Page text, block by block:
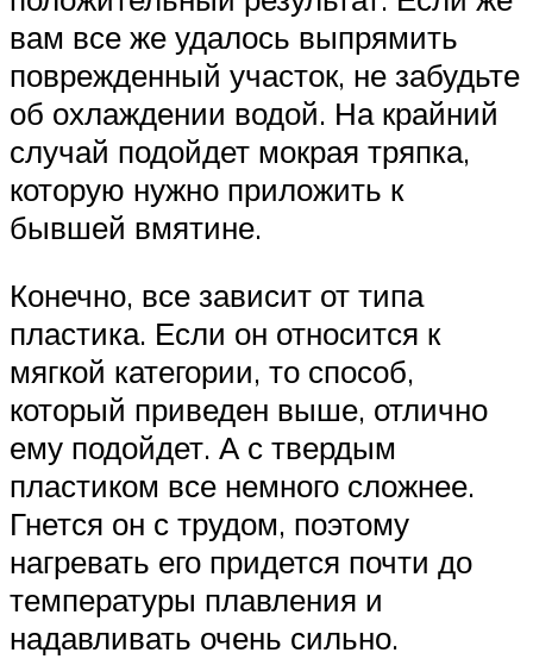
вам все же удалось выпрямить
поврежденный участок, не забудьте
об охлаждении водой. На крайний
случай подойдет мокрая тряпка,
которую нужно приложить к
бывшей вмятине.
Конечно, все зависит от типа
пластика. Если он относится к
мягкой категории, то способ,
который приведен выше, отлично
ему подойдет. А с твердым
пластиком все немного сложнее.
Гнется он с трудом, поэтому
нагревать его придется почти до
температуры плавления и
надавливать очень сильно.